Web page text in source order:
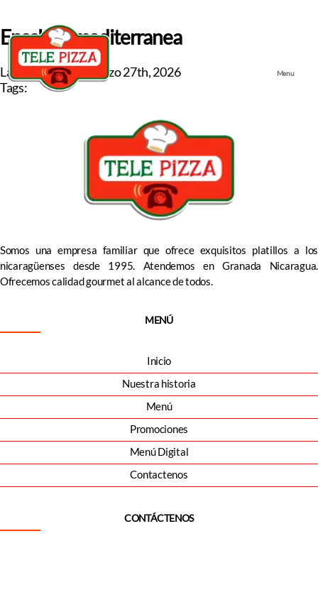
Menu
Ensalada mediterranea
Last updated onmarzo 27th, 2026
Tags:
Somos una empresa familiar que ofrece exquisitos platillos a los
nicaragüenses desde 1995. Atendemos en Granada Nicaragua.
Ofrecemos calidad gourmet al alcance de todos.
MENÚ
Inicio
Nuestra historia
Menú
Promociones
Menú Digital
Contactenos
CONTÁCTENOS